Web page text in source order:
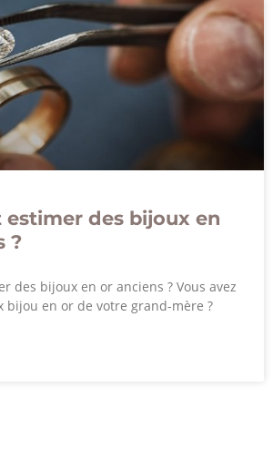
des bijoux en
?
des bijoux en or anciens ? Vous avez
bijou en or de votre grand-mère ?